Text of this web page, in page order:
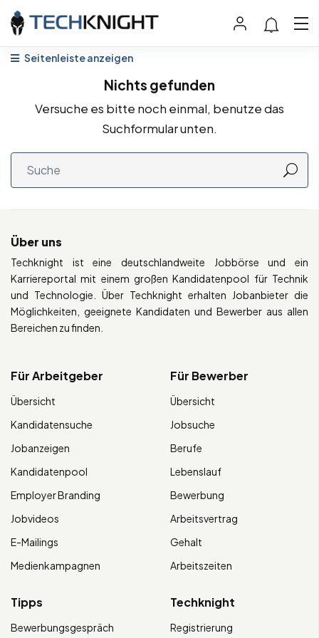
Seitenleiste anzeigen
Nichts gefunden
Versuche es bitte noch einmal, benutze das
Suchformular unten.
Über uns
Techknight ist eine deutschlandweite Jobbörse und ein
Karriereportal mit einem großen Kandidatenpool für Technik
und Technologie. Über Techknight erhalten Jobanbieter die
Möglichkeiten, geeignete Kandidaten und Bewerber aus allen
Bereichen zu finden.
Für Arbeitgeber
Übersicht
Kandidatensuche
Jobanzeigen
Kandidatenpool
Employer Branding
Jobvideos
E-Mailings
Medienkampagnen
Für Bewerber
Übersicht
Jobsuche
Berufe
Lebenslauf
Bewerbung
Arbeitsvertrag
Gehalt
Arbeitszeiten
Tipps
Bewerbungsgespräch
Techknight
Registrierung